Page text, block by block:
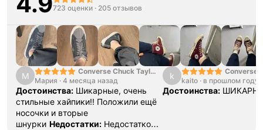
723 оценки · 205 отзывов
М
Converse Chuck Taylor
All Star Lift Double
Stack Platform Charms
Мария · 4 месяца назад
Достоинства: Шикарные, очень
стильные хайпики!! Положили ещё
носочки и вторые
шнурки Недостатки: Недостатков
k
Converse
"Falling
kaito · в прошлом году
Достоинства: